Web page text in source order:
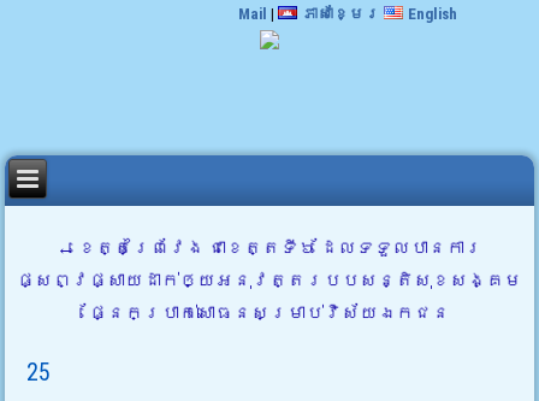
Mail | ភាសាខ្មែរ English
← ខេត្តព្រៃវែង ជាខេត្តទី៦ ដែលទទួលបានការ
ផ្សព្វផ្សាយដាក់ឲ្យអនុវត្តរបបសន្តិសុខសង្គម
ផ្នែកប្រាក់សោធនសម្រាប់វិស័យឯកជន
25